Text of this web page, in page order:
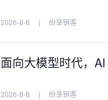
2026-8-8 | 纷享销客
面向大模型时代，
2026-8-8 | 纷享销客